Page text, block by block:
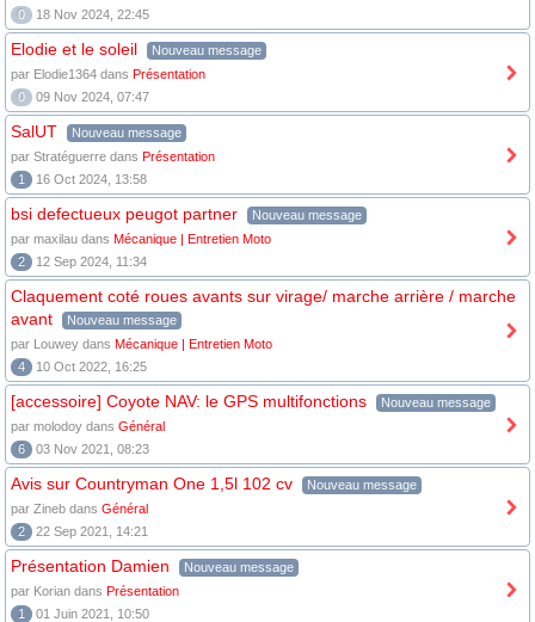
0
18 Nov 2024, 22:45
Elodie et le soleil
Nouveau message
par Elodie1364 dans Présentation
0
09 Nov 2024, 07:47
SalUT
Nouveau message
par Stratéguerre dans Présentation
1
16 Oct 2024, 13:58
bsi defectueux peugot partner
Nouveau message
par maxilau dans Mécanique | Entretien Moto
2
12 Sep 2024, 11:34
Claquement coté roues avants sur virage/ marche arrière / marche
avant
Nouveau message
par Louwey dans Mécanique | Entretien Moto
4
10 Oct 2022, 16:25
[accessoire] Coyote NAV: le GPS multifonctions
Nouveau message
par molodoy dans Général
6
03 Nov 2021, 08:23
Avis sur Countryman One 1,5l 102 cv
Nouveau message
par Zineb dans Général
2
22 Sep 2021, 14:21
Présentation Damien
Nouveau message
par Korian dans Présentation
1
01 Juin 2021, 10:50